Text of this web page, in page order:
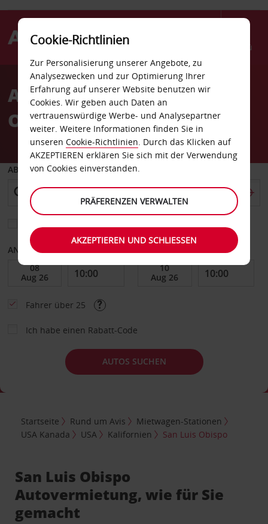
Menü
AvisAutovermietung San Luis
Obispo
ABHOLEN VON
ANFANGSDATUM
Fahrer über 25
Ich habe einen Rabatt-Code
AUTOS SUCHEN
Startseite Rund um Avis
Mietwagen-Stationen
USA Kanada
USA Kalifornien San Luis Obispo
San Luis Obispo
Autovermietung, wie für Sie
gemacht
Cookie-Richtlinien
Zur Personalisierung unserer Angebote, zu
Analysezwecken und zur Optimierung Ihrer
Erfahrung auf unserer Website benutzen wir
Cookies. Wir geben auch Daten an
vertrauenswürdige Werbe- und Analysepartner
weiter. Weitere Informationen finden Sie in
unseren Cookie-Richtlinien. Durch das Klicken auf
AKZEPTIEREN erklären Sie sich mit der Verwendung
von Cookies einverstanden.
PRÄFERENZEN VERWALTEN
AKZEPTIEREN UND SCHLIESSEN